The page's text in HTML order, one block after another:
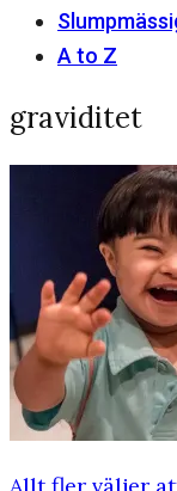
A to Z
graviditet